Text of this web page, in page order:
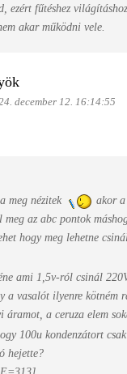
ezért fűtéshez
akar működni vele.
december 12. 16:14:55
meg nézitek
akor a
az abc pontok
hogy meg lehetne
ami 1,5v-ról csinál
a vasalót ilyenre kötném
áramot, a ceruza elem
100u kondenzátort
hejette?